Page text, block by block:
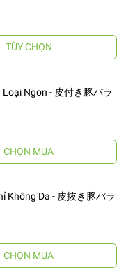
TÙY CHỌN
Loại Ngon - 皮付き豚バラ
CHỌN MUA
Không Da - 皮抜き豚バラ
CHỌN MUA